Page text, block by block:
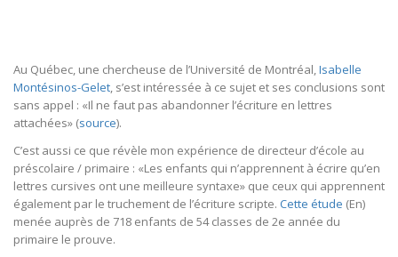
Au Québec, une chercheuse de l’Université de Montréal, Isabelle
Montésinos-Gelet , s’est intéressée à ce sujet et ses conclusions sont
sans appel : «Il ne faut pas abandonner l’écriture en lettres
attachées» (source).
C’est aussi ce que révèle mon expérience de directeur d’école au
préscolaire / primaire : «Les enfants qui n’apprennent à écrire qu’en
lettres cursives ont une meilleure syntaxe» que ceux qui apprennent
également par le truchement de l’écriture scripte. Cette étude (En)
menée auprès de 718 enfants de 54 classes de 2e année du
primaire le prouve.